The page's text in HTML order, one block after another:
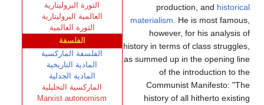
الثورة البروليتارية
العالمية البروليتارية
الثورة العالمية
الفلسفة
الفلسفة الماركسية
المادية التاريخية
المادية الجدلية
الماركسية التحليلية
Marxist autonomism
production, and historical
materialism. He is most famous,
however, for his analysis of
history in terms of class struggles,
as summed up in the opening line
of the introduction to the
Communist Manifesto: "The
history of all hitherto existing